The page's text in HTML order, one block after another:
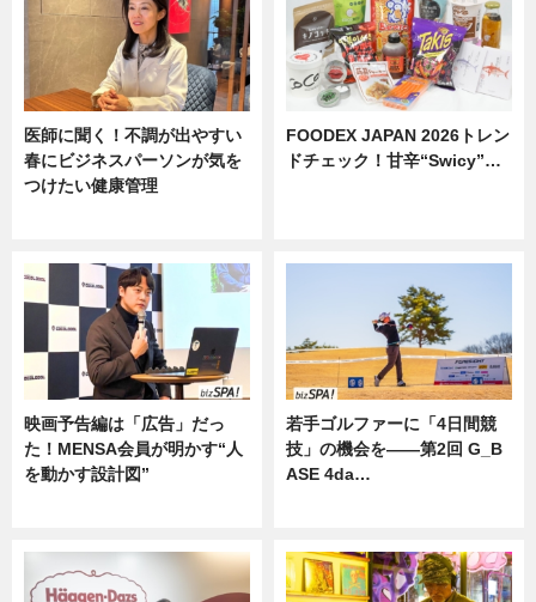
医師に聞く！不調が出やすい
春にビジネスパーソンが気を
つけたい健康管理
FOODEX JAPAN 2026トレン
ドチェック！甘辛“Swicy”…
映画予告編は「広告」だっ
た！MENSA会員が明かす“人
を動かす設計図”
若手ゴルファーに「4日間競
技」の機会を——第2回 G_B
ASE 4da…